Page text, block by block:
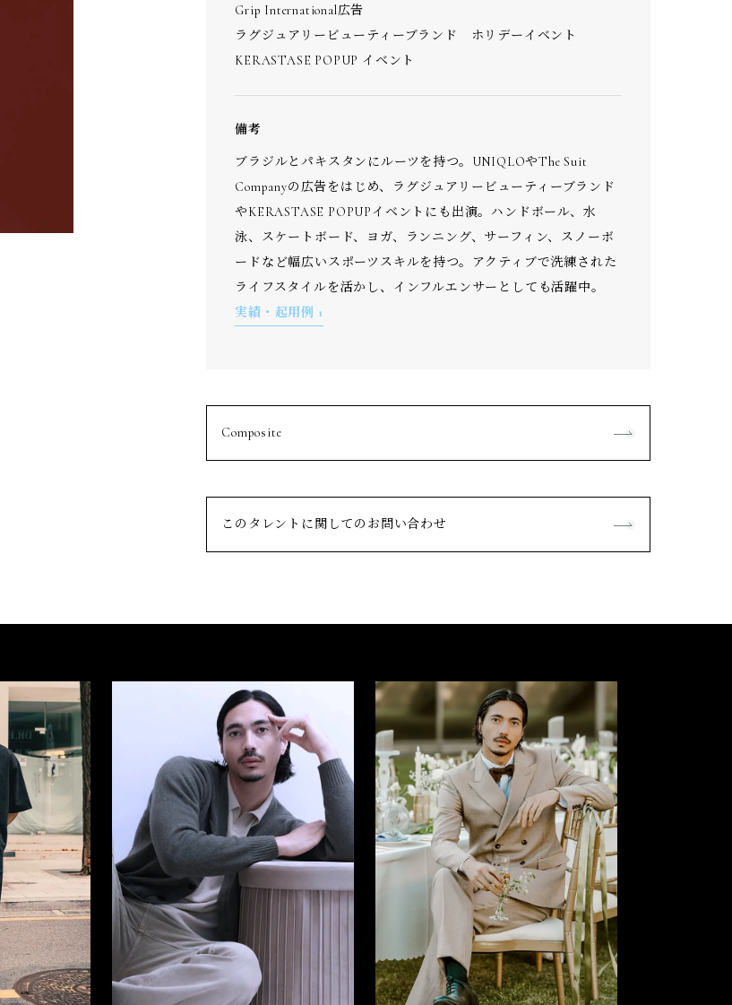
Grip International広告
ラグジュアリービューティーブランド ホリデーイベント
KERASTASE POPUP イベント
備考
ブラジルとパキスタンにルーツを持つ。UNIQLOやThe Suit
Companyの広告をはじめ、ラグジュアリービューティーブランド
やKERASTASE POPUPイベントにも出演。ハンドボール、水
泳、スケートボード、ヨガ、ランニング、サーフィン、スノーボ
ードなど幅広いスポーツスキルを持つ。アクティブで洗練された
ライフスタイルを活かし、インフルエンサーとしても活躍中。
実績・起用例 1
Composite
このタレントに関してのお問い合わせ